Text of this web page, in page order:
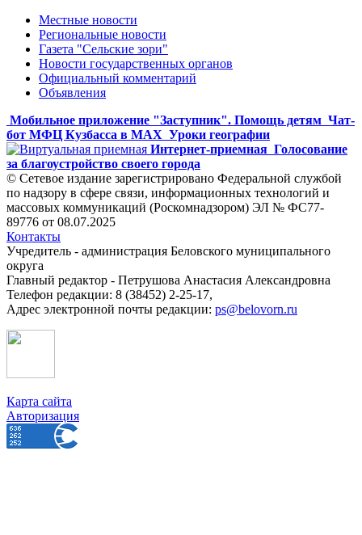
Местные новости
Региональные новости
Газета "Сельские зори"
Новости государственных органов
Официальный комментарий
Объявления
Мобильное приложение "Заступник". Помощь детям Чат-
бот МФЦ Кузбасса в MAX Уроки географии
Интернет-приемная Голосование
за благоустройство своего города
© Сетевое издание зарегистрировано Федеральной службой
по надзору в сфере связи, информационных технологий и
массовых коммуникаций (Роскомнадзором) ЭЛ № ФС77-
89776 от 08.07.2025
Контакты
Учредитель - администрация Беловского муниципального
округа
Главный редактор - Петрушова Анастасия Александровна
Телефон редакции: 8 (38452) 2-25-17,
Адрес электронной почты редакции: ps@belovorn.ru
Карта сайта
Авторизация